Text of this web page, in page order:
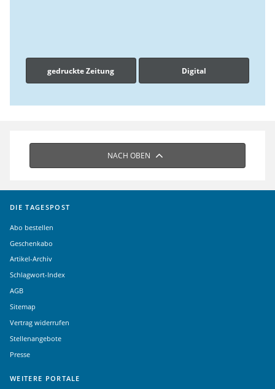
gedruckte Zeitung Digital
NACH OBEN
DIE TAGESPOST
Abo bestellen
Geschenkabo
Artikel-Archiv
Schlagwort-Index
AGB
Sitemap
Vertrag widerrufen
Stellenangebote
Presse
WEITERE PORTALE